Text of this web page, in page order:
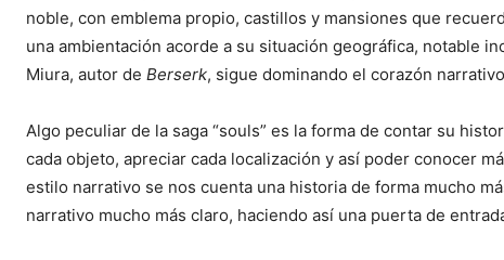
noble, con emblema propio, castillos y mansiones que
una ambientación acorde a su situación geográfica, notable
Miura, autor de Berserk, sigue dominando el corazón
Algo peculiar de la saga “souls” es la forma de contar su
cada objeto, apreciar cada localización y así poder conocer
estilo narrativo se nos cuenta una historia de forma mucho
narrativo mucho más claro, haciendo así una puerta de